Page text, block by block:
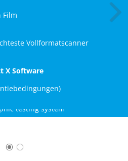
Film
Vollformatscanner
X Software